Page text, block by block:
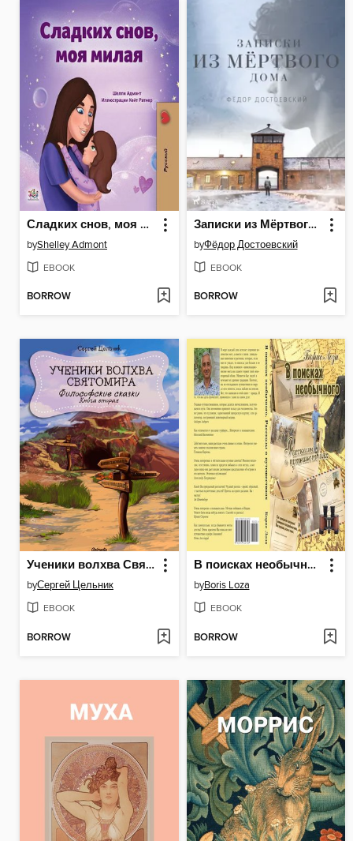
Сладких снов, моя милая
byShelley Admont
EBOOK
BORROW
Записки из Мёртвого дома
byФёдор Достоевский
EBOOK
BORROW
Ученики волхва Святомира
byСергей Цельник
EBOOK
BORROW
В поисках необычного. Рассказы о путешествиях
byBoris Loza
EBOOK
BORROW